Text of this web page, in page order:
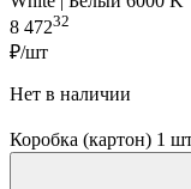
8 47232
₽/шт
Нет в наличии
Коробка (картон) 1